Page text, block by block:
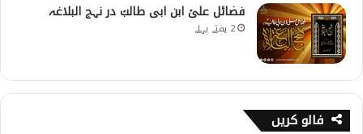
فضائل علیؑ ابن ابی طالبؑ در نہج البلاغہ
2 ہفتے پہلے
فالو کریں